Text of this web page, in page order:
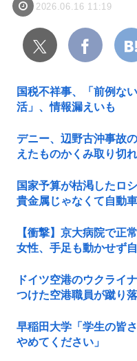
2026.06.16 11:19
国税不祥事、「前例な
活」、情報漏えいも
デニー、辺野古沖事故
えたものかくみ取り切れ
国家予算が枯渇したロ
貴金属じゃなくて自動
【衝撃】京大病院で正
女性、手足も動かせず
ドイツ空港のウクライ
つけた空港職員が蹴り
早稲田大学「学生の皆
やめてください」